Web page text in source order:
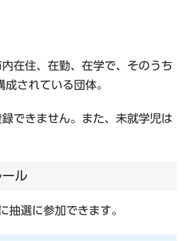
在住、在勤、在学で、そのうち
されている団体。
できません。また、未就学児は
ル
抽選に参加できます。